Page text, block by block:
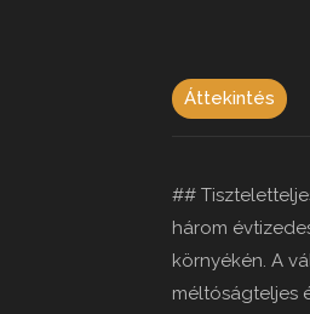
Áttekintés
##
három
környékén. A
méltóságteljes